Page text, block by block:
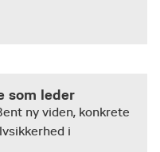
som leder
ny viden, konkrete
i